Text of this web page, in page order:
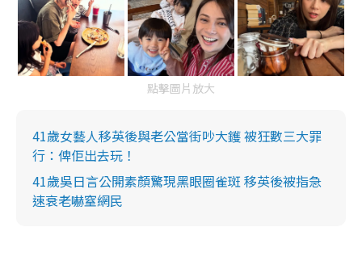
點擊圖片放大
41歲女藝人移英後與老公當街吵大鑊 被狂數三大罪
行：俾佢出去玩！
41歲吳日言公開素顏驚現黑眼圈雀斑 移英後被指急
速衰老嚇窒網民